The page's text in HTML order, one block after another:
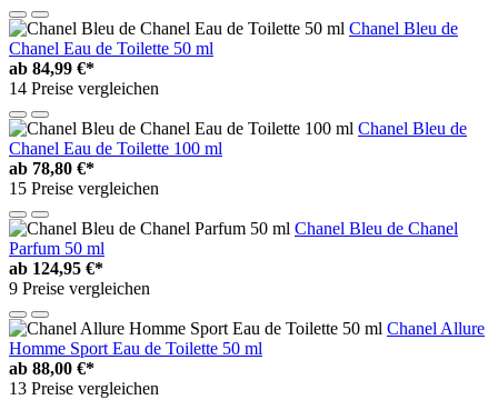
Chanel Bleu de
Chanel Eau de Toilette 50 ml
ab 84,99 €*
14 Preise vergleichen
Chanel Bleu de
Chanel Eau de Toilette 100 ml
ab 78,80 €*
15 Preise vergleichen
Chanel Bleu de Chanel
Parfum 50 ml
ab 124,95 €*
9 Preise vergleichen
Chanel Allure
Homme Sport Eau de Toilette 50 ml
ab 88,00 €*
13 Preise vergleichen